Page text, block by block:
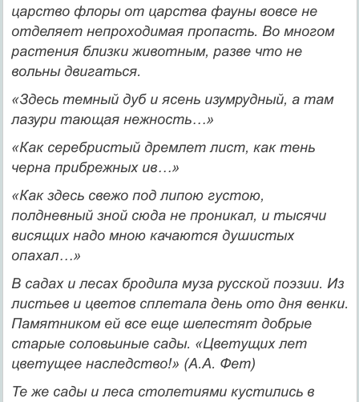
царство флоры от царства фауны вовсе не
отделяет непроходимая пропасть. Во многом
растения близки животным, разве что не
вольны двигаться.
«Здесь темный дуб и ясень изумрудный, а там
лазури тающая нежность…»
«Как серебристый дремлет лист, как тень
черна прибрежных ив…»
«Как здесь свежо под липою густою,
полдневный зной сюда не проникал, и тысячи
висящих надо мною качаются душистых
опахал…»
В садах и лесах бродила муза русской поэзии. Из
листьев и цветов сплетала день ото дня венки.
Памятником ей все еще шелестят добрые
старые соловьиные сады. «Цветущих лет
цветущее наследство!» (А.А. Фет)
Те же сады и леса столетиями кустились в